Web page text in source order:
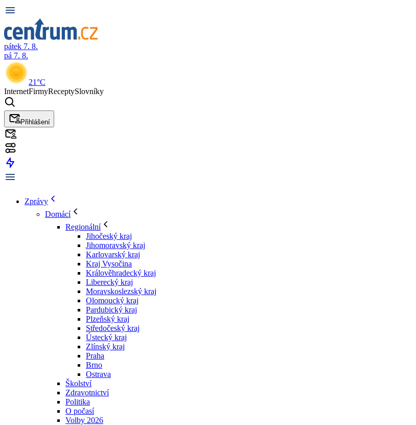
pátek 7. 8.
pá 7. 8.
21°C
InternetFirmyReceptySlovníky
Přihlášení
Zprávy
Domácí
Regionální
Jihočeský kraj
Jihomoravský kraj
Karlovarský kraj
Kraj Vysočina
Králověhradecký kraj
Liberecký kraj
Moravskoslezský kraj
Olomoucký kraj
Pardubický kraj
Plzeňský kraj
Středočeský kraj
Ústecký kraj
Zlínský kraj
Praha
Brno
Ostrava
Školství
Zdravotnictví
Politika
O počasí
Volby 2026